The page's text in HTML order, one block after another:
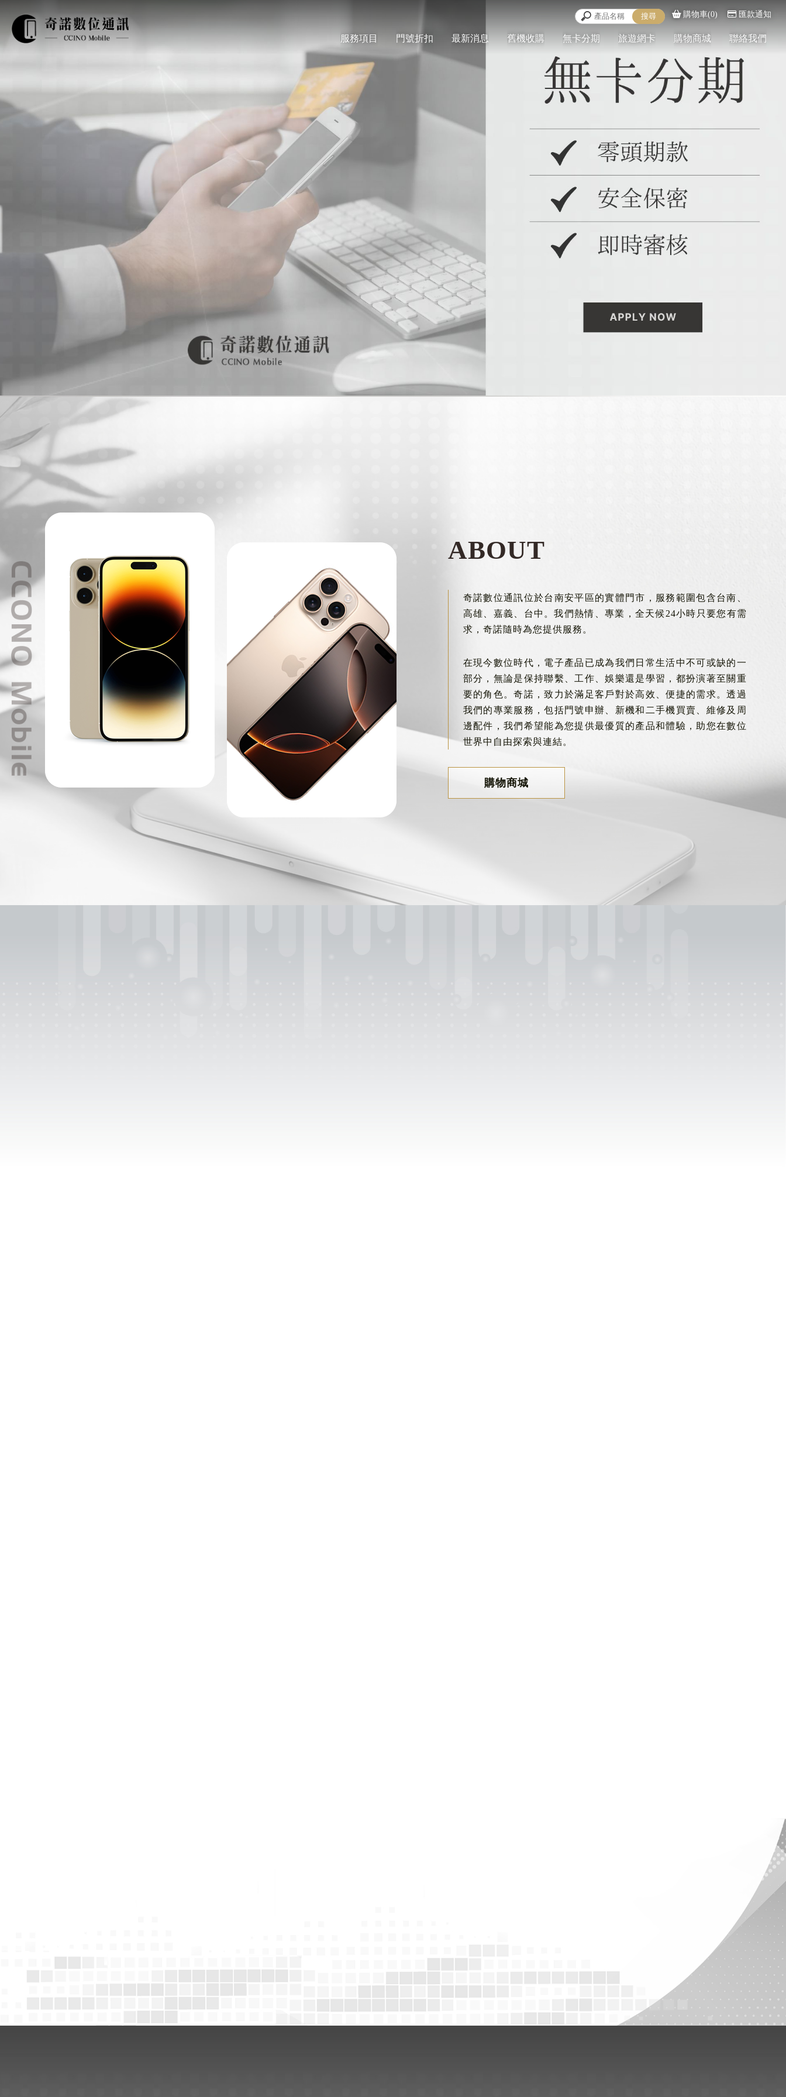
購物車(0) 匯款通知
服務項目 門號折扣 最新消息 舊機收購 無卡分期 旅遊網卡 購物商城 聯絡我們
手機買賣
台南手機買賣
安平區手機買賣
門號申辦
台南門號申辦
ABOUT
奇諾數位通訊位於台南安平區的實體門市，服務範圍包含台南、
高雄、嘉義、台中。我們熱情、專業，全天候24小時只要您有需
求，奇諾隨時為您提供服務。
在現今數位時代，電子產品已成為我們日常生活中不可或缺的一
部分，無論是保持聯繫、工作、娛樂還是學習，都扮演著至關重
要的角色。奇諾，致力於滿足客戶對於高效、便捷的需求。透過
我們的專業服務，包括門號申辦、新機和二手機買賣、維修及周
邊配件，我們希望能為您提供最優質的產品和體驗，助您在數位
世界中自由探索與連結。
購物商城